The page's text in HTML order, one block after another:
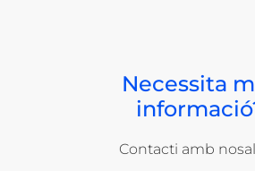
Necessita
Contacti amb